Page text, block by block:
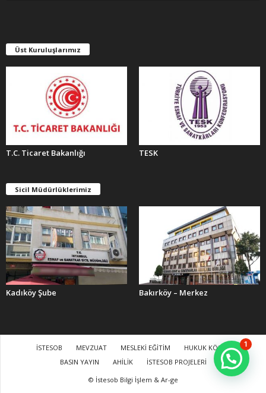
E
R
Üst Kuruluşlarımız
T.C. Ticaret Bakanlığı TESK
Sicil Müdürlüklerimiz
Kadıköy Şube Bakırköy – Merkez
İSTESOB MEVZUAT MESLEKİ EĞİTİM
HUKUK KÖŞESİ
BASIN YAYIN
AHİLİK
İSTESOB PROJELERİ
© İstesob Bilgi İşlem & Ar-ge
1